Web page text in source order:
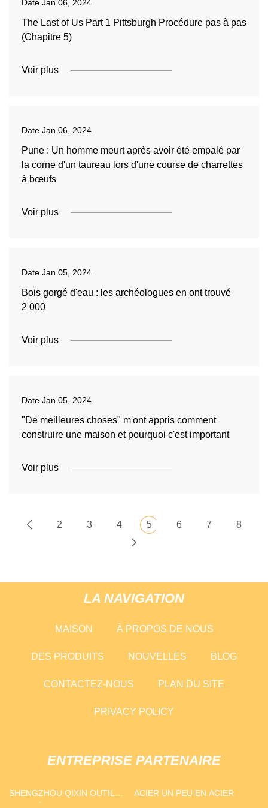
Date Jan 06, 2024
The Last of Us Part 1 Pittsburgh Procédure pas à pas
(Chapitre 5)
Voir plus
Date Jan 06, 2024
Pune : Un homme meurt après avoir été empalé par
la corne d'un taureau lors d'une course de charrettes
à bœufs
Voir plus
Date Jan 05, 2024
Bois gorgé d'eau : les archéologues en ont trouvé
2 000
Voir plus
Date Jan 05, 2024
"De meilleures choses" m'ont appris comment
construire une maison et pourquoi c'est important
Voir plus
2 3 4 5 6 7 8
LA NAVIGATION
MAISON À PROPOS DE NOUS
DES PRODUITS NOUVELLES BLOG
CONTACTEZ-NOUS PLAN DU SITE
PRIVACY POLICY
ENTREPRISE PARTENAIRE
SHENGZHOU QIXIN OUTILS
ACIER UN PEU EN ACIER